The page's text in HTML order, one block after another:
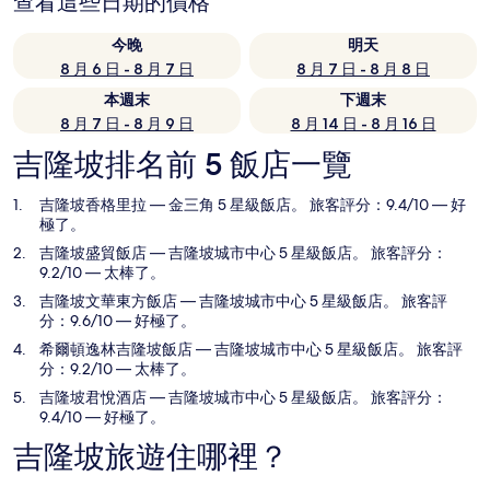
今晚
8 月 6 日 - 8 月 7 日
明天
8 月 7 日 - 8 月 8 日
本週末
8 月 7 日 - 8 月 9 日
下週末
8 月 14 日 - 8 月 16 日
吉隆坡排名前 5 飯店一覽
吉隆坡香格里拉 — 金三角 5 星級飯店。 旅客評分：9.4/10 — 好
極了。
吉隆坡盛貿飯店— 吉隆坡城市中心 5 星級飯店。 旅客評分：
9.2/10 — 太棒了。
吉隆坡文華東方飯店— 吉隆坡城市中心 5 星級飯店。 旅客評
分：9.6/10 — 好極了。
希爾頓逸林吉隆坡飯店— 吉隆坡城市中心 5 星級飯店。 旅客評
分：9.2/10 — 太棒了。
吉隆坡君悅酒店— 吉隆坡城市中心 5 星級飯店。 旅客評分：
9.4/10 — 好極了。
吉隆坡旅遊住哪裡？